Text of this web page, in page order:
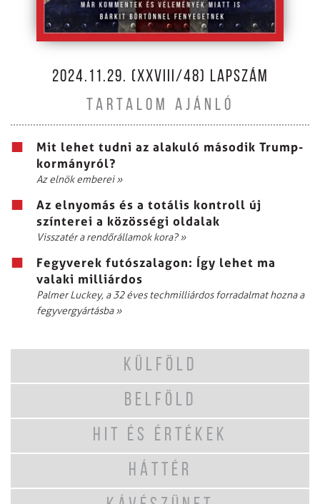
2024.11.29. (XXVIII/48) LAPSZÁM
TARTALOM AJÁNLÓ
Mit lehet tudni az alakuló második Trump-
kormányról?
Az elnök emberei»
Az elnyomás és a totális kontroll új
színterei a közösségi oldalak
Visszatér a rendőrállamok kora?»
Fegyverek futószalagon: Így lehet ma
valaki milliárdos
Palmer Luckey, a 32 éves techmilliárdos forradalmat hozna a
fegyvergyártásba»
KÜLFÖLD
BELFÖLD
HIT ÉS ÉRTÉKEK
HÁTTÉR